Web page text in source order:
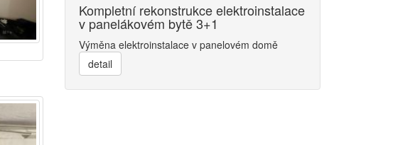
Kompletní rekonstrukce elektroinstalace
v panelákovém bytě 3+1
Výměna elektroinstalace v panelovém domě
detail